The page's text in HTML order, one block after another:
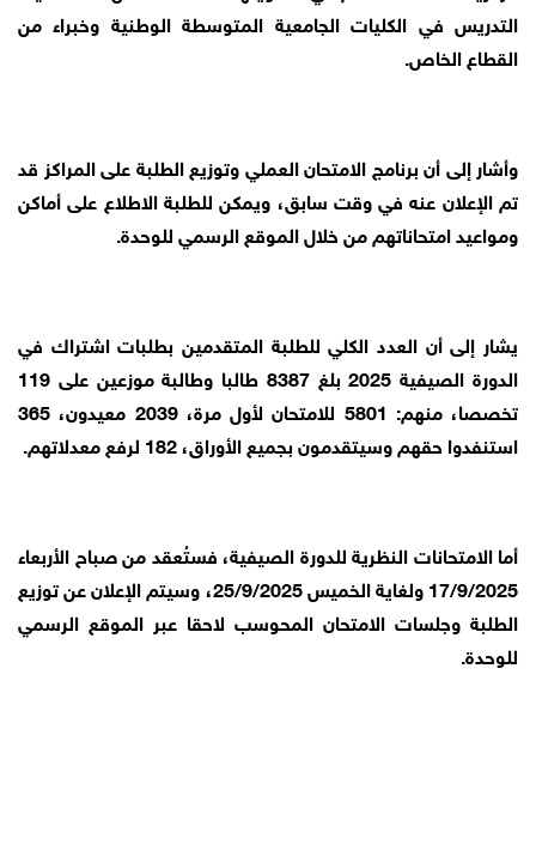
التدريس في الكليات الجامعية المتوسطة الوطنية وخبراء من
القطاع الخاص.
وأشار إلى أن برنامج الامتحان العملي وتوزيع الطلبة على المراكز قد
تم الإعلان عنه في وقت سابق، ويمكن للطلبة الاطلاع على أماكن
ومواعيد امتحاناتهم من خلال الموقع الرسمي للوحدة.
يشار إلى أن العدد الكلي للطلبة المتقدمين بطلبات اشتراك في
الدورة الصيفية 2025 بلغ 8387 طالبا وطالبة موزعين على 119
تخصصا، منهم: 5801 للامتحان لأول مرة، 2039 معيدون، 365
استنفدوا حقهم وسيتقدمون بجميع الأوراق، 182 لرفع معدلاتهم.
أما الامتحانات النظرية للدورة الصيفية، فستُعقد من صباح الأربعاء
17/9/2025 ولغاية الخميس 25/9/2025، وسيتم الإعلان عن توزيع
الطلبة وجلسات الامتحان المحوسب لاحقا عبر الموقع الرسمي
للوحدة.